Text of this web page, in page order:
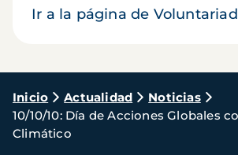
Ir a la página de
Ruta
de
navegación
Inicio Actualidad
Noticias
10/10/10: Día de Acciones Globales
Climático